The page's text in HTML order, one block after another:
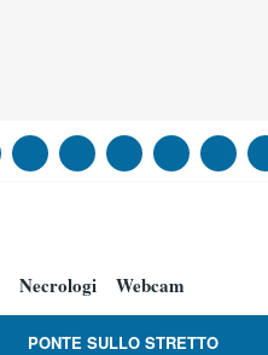
Necrologi Webcam
PONTE SULLO STRETTO